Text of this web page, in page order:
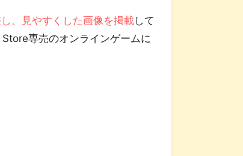
、見やすくした画像を掲載して
専売のオンラインゲームに